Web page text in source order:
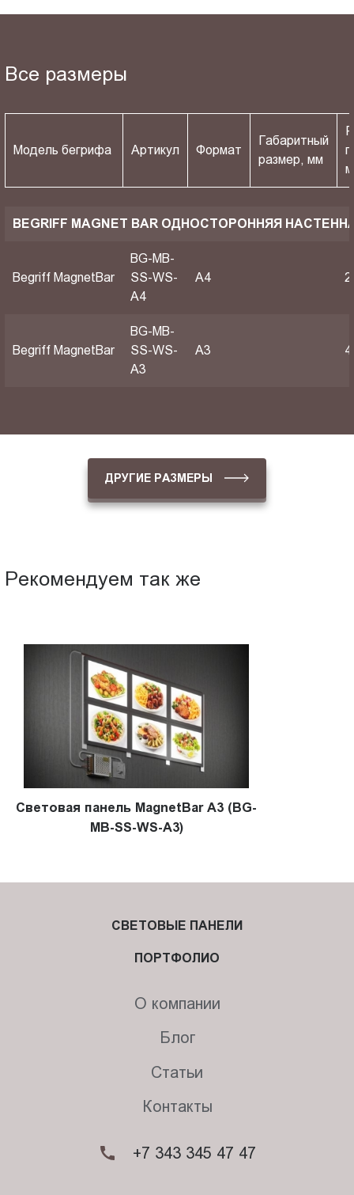
Все размеры
Модель бегрифа Артикул Формат
Габаритный
размер, мм
BEGRIFF MAGNET BAR ОДНОСТОРОННЯЯ
Begriff MagnetBar
BG-MB-
SS-WS-
A4
A4
Begriff MagnetBar
BG-MB-
SS-WS-
A3
A3
ДРУГИЕ РАЗМЕРЫ
Рекомендуем так же
Световая панель MagnetBar А3 (BG-
MB-SS-WS-A3)
СВЕТОВЫЕ ПАНЕЛИ
ПОРТФОЛИО
О компании
Блог
Статьи
Контакты
+7 343 345 47 47